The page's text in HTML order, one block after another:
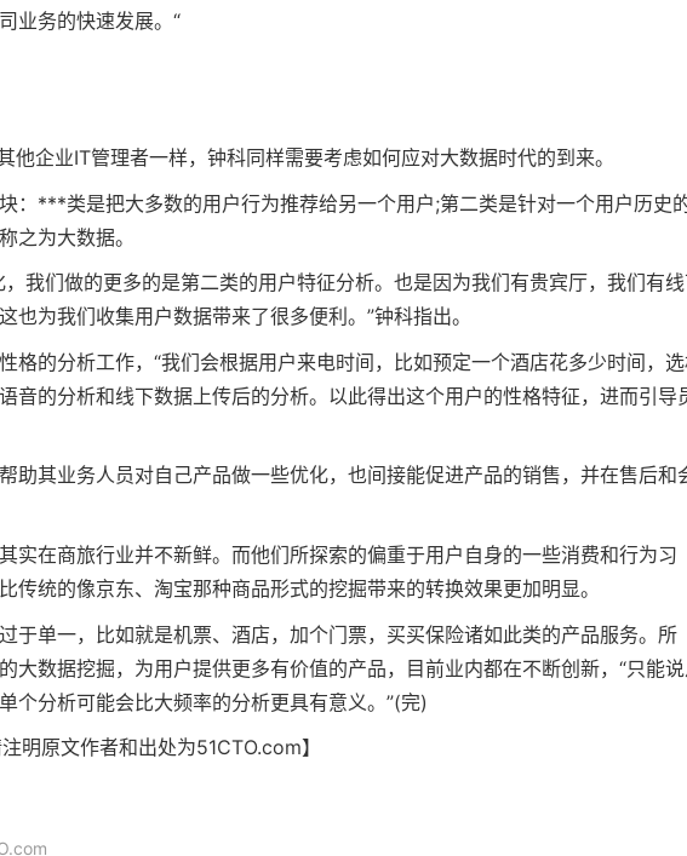
业务的快速发展。“
企业IT管理者一样，钟科同样需要考虑如何应对大数据时代的到来。
：***类是把大多数的用户行为推荐给另一个用户;第二类是针对一个用户历史
之为大数据。
我们做的更多的是第二类的用户特征分析。也是因为我们有贵宾厅，我们有
也为我们收集用户数据带来了很多便利。”钟科指出。
格的分析工作，“我们会根据用户来电时间，比如预定一个酒店花多少时间，
音的分析和线下数据上传后的分析。以此得出这个用户的性格特征，进而引导
助其业务人员对自己产品做一些优化，也间接能促进产品的销售，并在售后和
实在商旅行业并不新鲜。而他们所探索的偏重于用户自身的一些消费和行为习
传统的像京东、淘宝那种商品形式的挖掘带来的转换效果更加明显。
于单一，比如就是机票、酒店，加个门票，买买保险诸如此类的产品服务。所
大数据挖掘，为用户提供更多有价值的产品，目前业内都在不断创新，“只能说
个分析可能会比大频率的分析更具有意义。”(完)
明原文作者和出处为51CTO.com】